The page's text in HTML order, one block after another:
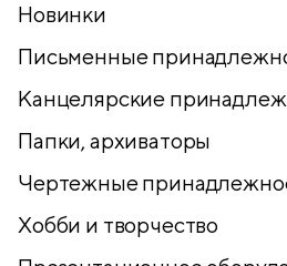
Новинки
Письменные
Канцелярские
Папки, архиваторы
Чертежные
Хобби и творчество